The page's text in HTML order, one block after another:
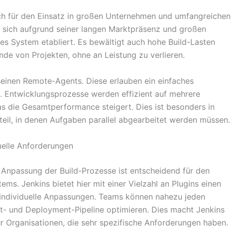
für den Einsatz in großen Unternehmen und umfangreichen
aufgrund seiner langen Marktpräsenz und großen
System etabliert. Es bewältigt auch hohe Build-Lasten
von Projekten, ohne an Leistung zu verlieren.
Remote-Agents. Diese erlauben ein einfaches
Entwicklungsprozesse werden effizient auf mehrere
die Gesamtperformance steigert. Dies ist besonders in
in denen Aufgaben parallel abgearbeitet werden müssen.
Anforderungen
der Build-Prozesse ist entscheidend für den
Jenkins bietet hier mit einer Vielzahl an Plugins einen
Anpassungen. Teams können nahezu jeden
und Deployment-Pipeline optimieren. Dies macht Jenkins
Organisationen, die sehr spezifische Anforderungen haben.